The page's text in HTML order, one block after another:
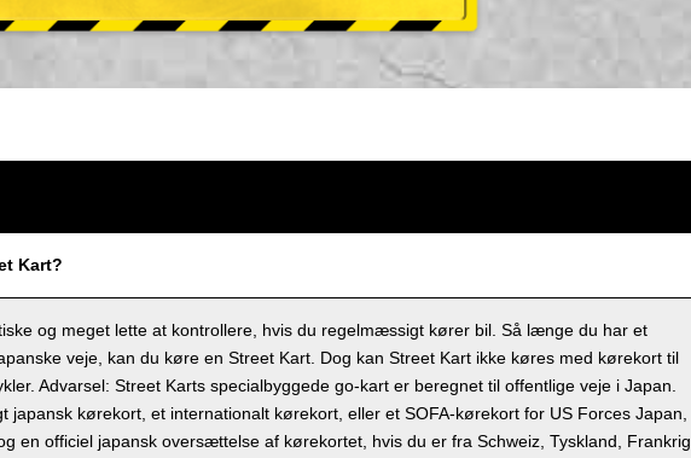
Kart?
og meget lette at kontrollere, hvis du regelmæssigt kører bil. Så længe du har et
veje, kan du køre en Street Kart. Dog kan Street Kart ikke køres med kørekort til
Advarsel: Street Karts specialbyggede go-kart er beregnet til offentlige veje i Japan.
japansk kørekort, et internationalt kørekort, eller et SOFA-kørekort for US Forces Japan,
en officiel japansk oversættelse af kørekortet, hvis du er fra Schweiz, Tyskland, Frankrig,